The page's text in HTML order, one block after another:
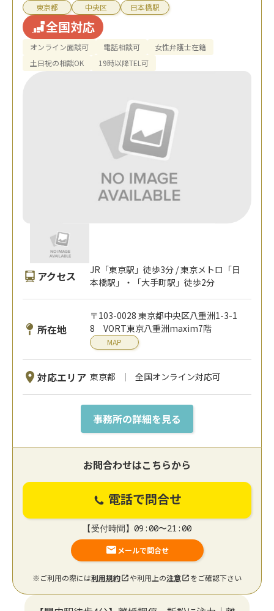
東京都 中央区 日本橋駅
全国対応
オンライン面談可 電話相談可
女性弁護士在籍
土日祝の相談OK
19時以降TEL可
アクセス
JR「東京駅」徒歩3分 / 東京メトロ「日
本橋駅」・「大手町駅」徒歩2分
所在地
〒103-0028 東京都中央区八重洲1-3-1
8 VORT東京八重洲maxim7階
MAP
対応エリア 東京都 全国オンライン対応可
事務所の詳細を見る
お問合わせはこちらから
電話で問合せ
【受付時間】09:00〜21:00
メールで問合せ
※ご利用の際には利用規約 や利用上の注意 をご確認下さい